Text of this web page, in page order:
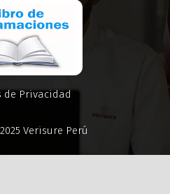
de Privacidad
Verisure Perú